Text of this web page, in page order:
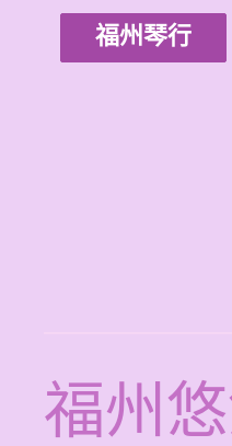
福州琴行
福州